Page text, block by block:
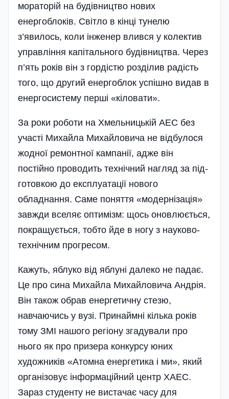
мораторій на будівництво нових
енергоблоків. Світло в кінці тунелю
з’явилось, коли інженер влився у колектив
управління капітального будівництва. Через
п’ять років він з гордістю розділив радість
того, що другий енергоблок успішно видав в
енергосистему перші «кіловати».
За роки роботи на Хмельницькій АЕС без
участі Михайла Михай­ловича не відбулося
жодної ремонтної кампанії, адже він
постійно прово­дить технічний нагляд за під­
готовкою до експлуатації нового
обладнання. Саме поняття «модер­ні­зація»
завжди вселяє опти­мізм: щось оновлюється,
покращується, тобто йде в ногу з науково-
технічним прогресом.
Кажуть, яблуко від яблуні далеко не падає.
Це про сина Михайла Михайловича Андрія.
Він також обрав енергетичну стезю,
навчаючись у вузі. Принаймні кілька років
тому ЗМІ нашого регіону згадували про
нього як про призера конкурсу юних
художників «Атомна енергетика і ми», який
органі­зо­вує інформаційний центр ХАЕС.
Зараз студенту не вистачає часу для